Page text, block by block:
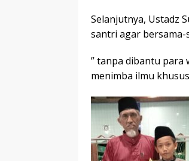
Selanjutnya, Ustadz
santri agar bersama-
” tanpa dibantu para
menimba ilmu